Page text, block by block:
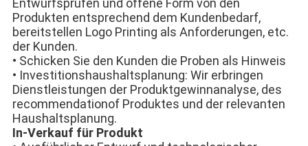
Entwurfsprüfen und offene Form von den
Produkten entsprechend dem Kundenbedarf,
bereitstellen Logo Printing als Anforderungen, etc.
der Kunden.
• Schicken Sie den Kunden die Proben als Hinweis
• Investitionshaushaltsplanung: Wir erbringen
Dienstleistungen der Produktgewinnanalyse, des
recommendationof Produktes und der relevanten
Haushaltsplanung.
In-Verkauf für Produkt